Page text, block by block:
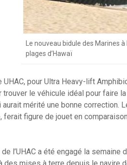
Le nouveau bidule des Marines à
plages d’Hawaï
pour Ultra Heavy-lift
le véhicule idéal pour faire
mérité une bonne correction.
ferait figure de jouet en
l’UHAC a été engagé la semaine